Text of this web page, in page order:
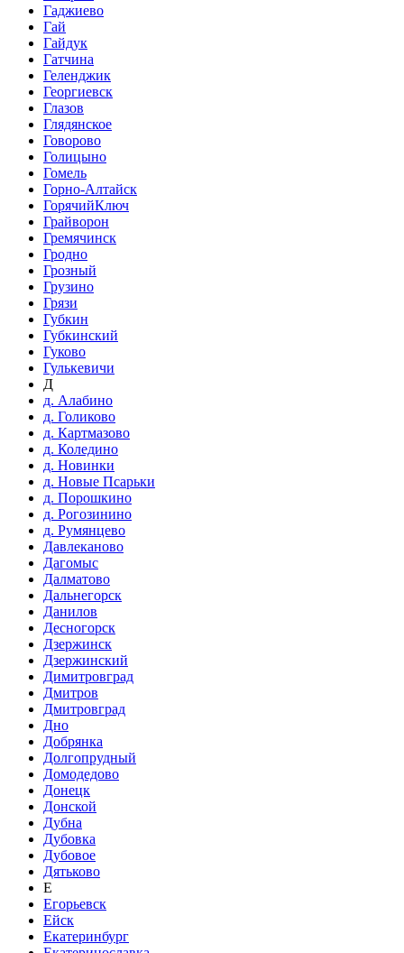
Гаджиево
Гай
Гайдук
Гатчина
Геленджик
Георгиевск
Глазов
Глядянское
Говорово
Голицыно
Гомель
Горно-Алтайск
ГорячийКлюч
Грайворон
Гремячинск
Гродно
Грозный
Грузино
Грязи
Губкин
Губкинский
Гуково
Гулькевичи
Д
д. Алабино
д. Голиково
д. Картмазово
д. Коледино
д. Новинки
д. Новые Псарьки
д. Порошкино
д. Рогозинино
д. Румянцево
Давлеканово
Дагомыс
Далматово
Дальнегорск
Данилов
Десногорск
Дзержинск
Дзержинский
Димитровград
Дмитров
Дмитровград
Дно
Добрянка
Долгопрудный
Домодедово
Донецк
Донской
Дубна
Дубовка
Дубовое
Дятьково
Е
Егорьевск
Ейск
Екатеринбург